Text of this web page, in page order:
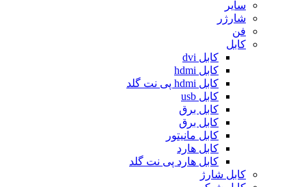
سایر
شارژر
فن
کابل
کابل dvi
کابل hdmi
کابل hdmi پی نت گلد
کابل usb
کابل برق
کابل برق
کابل مانیتور
کابل هارد
کابل هارد پی نت گلد
کابل شارژ